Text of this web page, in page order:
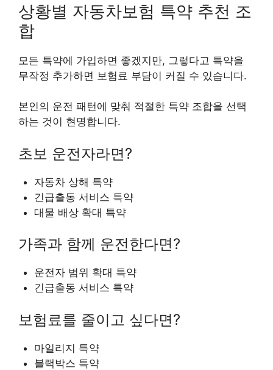
상황별 자동차보험 특약 추천 조
합
모든 특약에 가입하면 좋겠지만, 그렇다고 특약을
무작정 추가하면 보험료 부담이 커질 수 있습니다.
본인의 운전 패턴에 맞춰 적절한 특약 조합을 선택
하는 것이 현명합니다.
초보 운전자라면?
자동차 상해 특약
긴급출동 서비스 특약
대물 배상 확대 특약
가족과 함께 운전한다면?
운전자 범위 확대 특약
긴급출동 서비스 특약
보험료를 줄이고 싶다면?
마일리지 특약
블랙박스 특약